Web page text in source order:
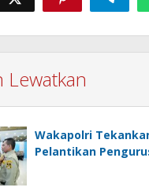
Lewatkan
Wakapolri
Pelantikan